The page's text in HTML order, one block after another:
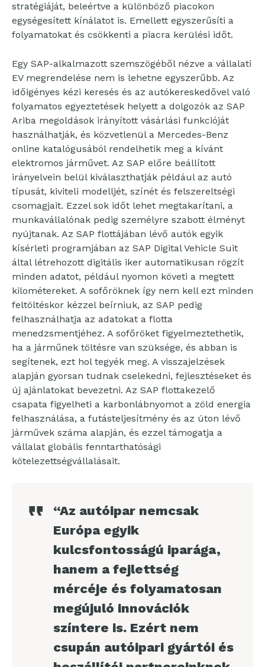
stratégiáját, beleértve a különböző piacokon
egységesített kínálatot is. Emellett egyszerűsíti a
folyamatokat és csökkenti a piacra kerülési időt.
Egy SAP-alkalmazott szemszögéből nézve a vállalati
EV megrendelése nem is lehetne egyszerűbb. Az
időigényes kézi keresés és az autókereskedővel való
folyamatos egyeztetések helyett a dolgozók az SAP
Ariba megoldások irányított vásárlási funkcióját
használhatják, és közvetlenül a Mercedes-Benz
online katalógusából rendelhetik meg a kívánt
elektromos járművet. Az SAP előre beállított
irányelvein belül kiválaszthatják például az autó
típusát, kiviteli modelljét, színét és felszereltségi
csomagjait. Ezzel sok időt lehet megtakarítani, a
munkavállalónak pedig személyre szabott élményt
nyújtanak. Az SAP flottájában lévő autók egyik
kísérleti programjában az SAP Digital Vehicle Suit
által létrehozott digitális iker automatikusan rögzít
minden adatot, például nyomon követi a megtett
kilométereket. A sofőröknek így nem kell ezt minden
feltöltéskor kézzel beírniuk, az SAP pedig
felhasználhatja az adatokat a flotta
menedzsmentjéhez. A sofőröket figyelmeztethetik,
ha a járműnek töltésre van szüksége, és abban is
segítenek, ezt hol tegyék meg. A visszajelzések
alapján gyorsan tudnak cselekedni, fejlesztéseket és
új ajánlatokat bevezetni. Az SAP flottakezelő
csapata figyelheti a karbonlábnyomot a zöld energia
felhasználása, a futásteljesítmény és az úton lévő
járművek száma alapján, és ezzel támogatja a
vállalat globális fenntarthatósági
kötelezettségvállalásait.
“Az autóipar nemcsak
Európa egyik
kulcsfontosságú iparága,
hanem a fejlettség
mércéje és folyamatosan
megújuló innovációk
színtere is. Ezért nem
csupán autóipari gyártói és